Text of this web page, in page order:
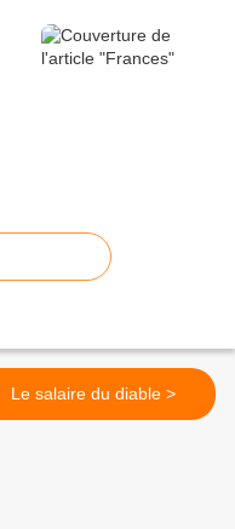
Le salaire du diable >